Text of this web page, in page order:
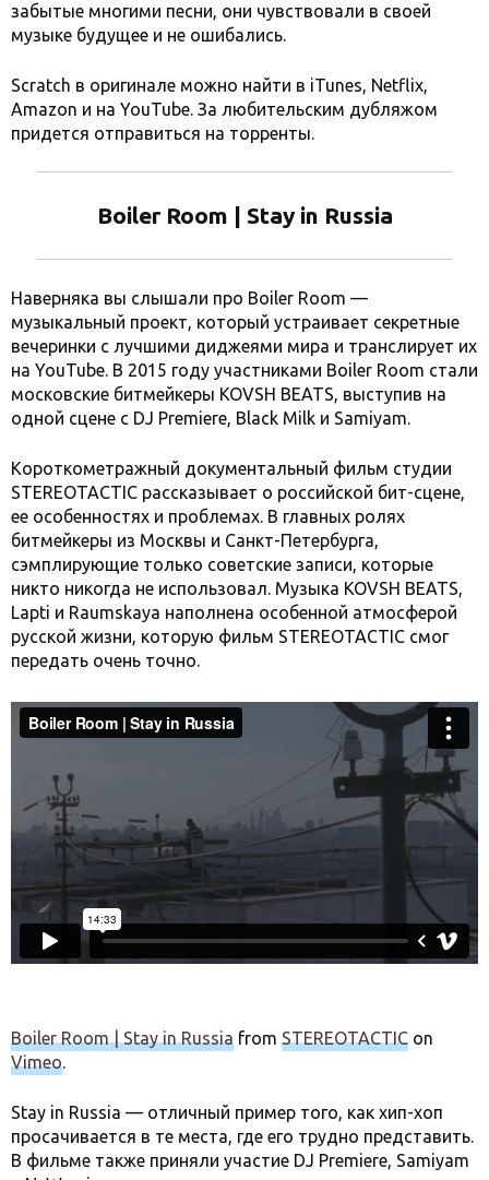
забытые многими песни, они чувствовали в своей
музыке будущее и не ошибались.
Scratch в оригинале можно найти в iTunes, Netflix,
Amazon и на YouTube. За любительским дубляжом
придется отправиться на торренты.
Boiler Room | Stay in Russia
Наверняка вы слышали про Boiler Room —
музыкальный проект, который устраивает секретные
вечеринки с лучшими диджеями мира и транслирует их
на YouTube. В 2015 году участниками Boiler Room стали
московские битмейкеры KOVSH BEATS, выступив на
одной сцене с DJ Premiere, Black Milk и Samiyam.
Короткометражный документальный фильм студии
STEREOTACTIC рассказывает о российской бит-сцене,
ее особенностях и проблемах. В главных ролях
битмейкеры из Москвы и Санкт-Петербурга,
сэмплирующие только советские записи, которые
никто никогда не использовал. Музыка KOVSH BEATS,
Lapti и Raumskaya наполнена особенной атмосферой
русской жизни, которую фильм STEREOTACTIC смог
передать очень точно.
Boiler Room | Stay in Russia from STEREOTACTIC on
Vimeo
Stay in Russia — отличный пример того, как хип-хоп
просачивается в те места, где его трудно представить.
В фильме также приняли участие DJ Premiere, Samiyam